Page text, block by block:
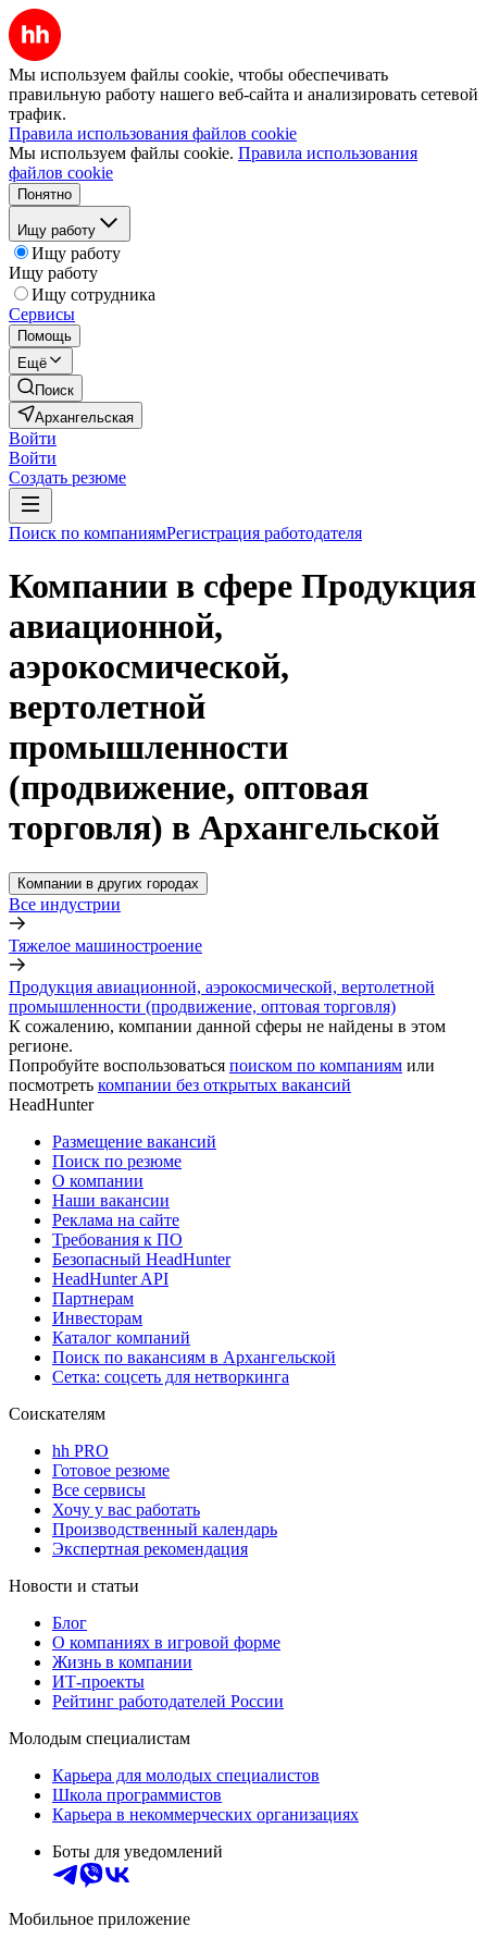
Мы используем файлы cookie, чтобы обеспечивать
правильную работу нашего веб-сайта и анализировать сетевой
трафик.
Правила использования файлов cookie
Мы используем файлы cookie. Правила использования
файлов cookie
Понятно
Ищу работу
Ищу работу
Ищу работу
Ищу сотрудника
Сервисы
Помощь
Ещё
Поиск
Архангельская
Войти
Войти
Создать резюме
Поиск по компаниямРегистрация работодателя
Компании в сфере Продукция
авиационной,
аэрокосмической,
вертолетной
промышленности
(продвижение, оптовая
торговля) в Архангельской
Компании в других городах
Все индустрии
Тяжелое машиностроение
Продукция авиационной, аэрокосмической, вертолетной
промышленности (продвижение, оптовая торговля)
К сожалению, компании данной сферы не найдены в этом
регионе.
Попробуйте воспользоваться поиском по компаниям или
посмотреть компании без открытых вакансий
HeadHunter
Размещение вакансий
Поиск по резюме
О компании
Наши вакансии
Реклама на сайте
Требования к ПО
Безопасный HeadHunter
HeadHunter API
Партнерам
Инвесторам
Каталог компаний
Поиск по вакансиям в Архангельской
Сетка: соцсеть для нетворкинга
Соискателям
hh PRO
Готовое резюме
Все сервисы
Хочу у вас работать
Производственный календарь
Экспертная рекомендация
Новости и статьи
Блог
О компаниях в игровой форме
Жизнь в компании
ИТ-проекты
Рейтинг работодателей России
Молодым специалистам
Карьера для молодых специалистов
Школа программистов
Карьера в некоммерческих организациях
Боты для уведомлений
Мобильное приложение